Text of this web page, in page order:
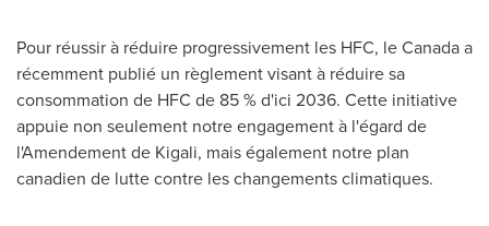
Pour réussir à réduire progressivement les HFC, le Canada a
récemment publié un règlement visant à réduire sa
consommation de HFC de 85 % d'ici 2036. Cette initiative
appuie non seulement notre engagement à l'égard de
l'Amendement de Kigali, mais également notre plan
canadien de lutte contre les changements climatiques.